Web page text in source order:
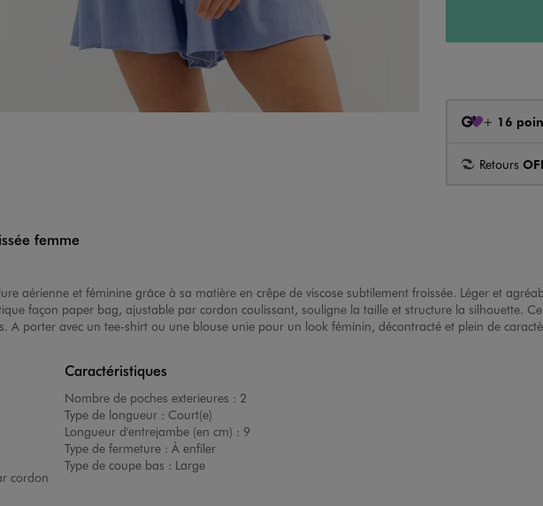
+ 16
Retours
femme
aérienne et féminine grâce à sa matière en crêpe de viscose subtilement froissée. Léger et
façon paper bag, ajustable par cordon coulissant, souligne la taille et structure la silhouette. Ce
A porter avec un tee-shirt ou une blouse unie pour un look féminin, décontracté et plein de
cordon
Caractéristiques
Nombre de poches exterieures : 2
Type de longueur : Court(e)
Longueur d'entrejambe (en cm) : 9
Type de fermeture : À enfiler
Type de coupe bas : Large